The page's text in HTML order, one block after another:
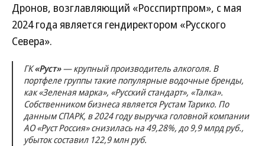
Дронов, возглавляющий «Росспиртпром», с мая
2024 года является гендиректором «Русского
Севера».
ГК«Руст»— крупный производитель алкоголя. В
портфеле группы такие популярные водочные бренды,
как «Зеленая марка», «Русский стандарт», «Талка».
Собственником бизнеса является Рустам Тарико. По
данным СПАРК, в 2024 году выручка головной компании
АО «Руст Россия» снизилась на 49,28%, до 9,9 млрд руб.,
убыток составил 122,9 млн руб.